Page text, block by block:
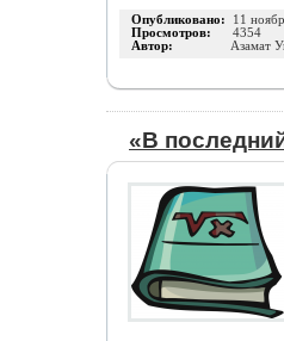
Опубликовано: 11
Просмотров: 4354
Автор: Азамат
«В